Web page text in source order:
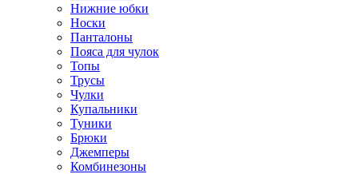
Нижние юбки
Носки
Панталоны
Поясa для чулок
Топы
Трусы
Чулки
Купальники
Туники
Брюки
Джемперы
Комбинезоны